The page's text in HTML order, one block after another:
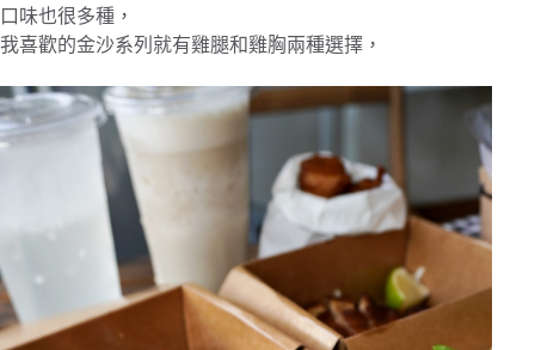
口味也很多種，
我喜歡的金沙系列就有雞腿和雞胸兩種選擇，